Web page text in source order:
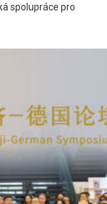
spolupráce pro